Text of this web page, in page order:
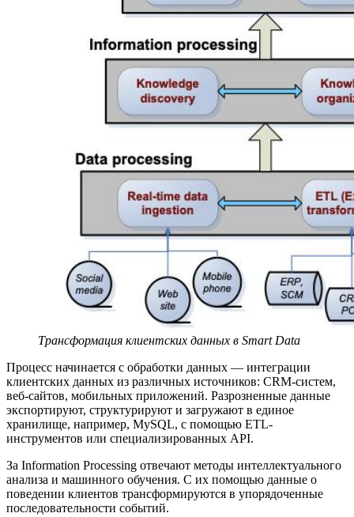
Трансформация клиентских данных в Smart Data
Процесс начинается с обработки данных — интеграции
клиентских данных из различных источников: CRM-систем,
веб-сайтов, мобильных приложений. Разрозненные данные
экспортируют, структурируют и загружают в единое
хранилище, например, MySQL, с помощью ETL-
инструментов или специализированных API.
За Information Processing отвечают методы интеллектуального
анализа и машинного обучения. С их помощью данные о
поведении клиентов трансформируются в упорядоченные
последовательности событий.